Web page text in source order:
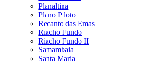
Planaltina
Plano Piloto
Recanto das Emas
Riacho Fundo
Riacho Fundo II
Samambaia
Santa Maria